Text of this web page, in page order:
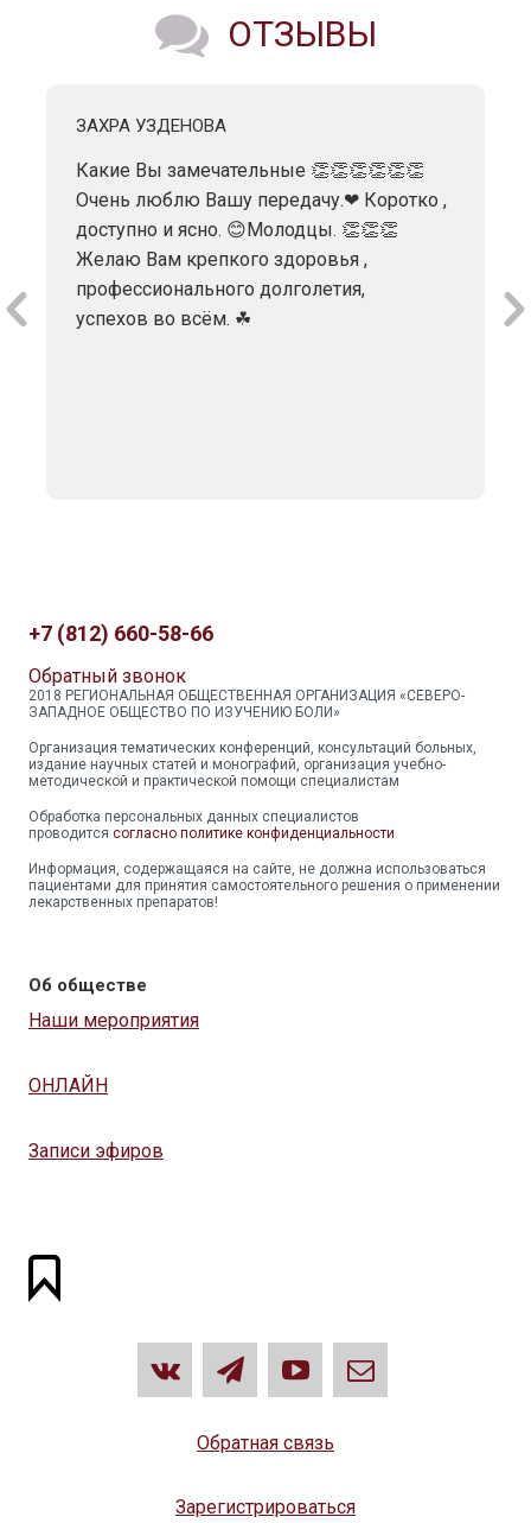
ОТЗЫВЫ
ЗАХРА УЗДЕНОВА
Какие Вы замечательные 👏👏👏👏👏👏
Очень люблю Вашу передачу.❤ Коротко ,
доступно и ясно. 😊Молодцы. 👏👏👏
Желаю Вам крепкого здоровья ,
профессионального долголетия,
успехов во всём. ☘
+7 (812) 660-58-66
Обратный звонок
2018 РЕГИОНАЛЬНАЯ ОБЩЕСТВЕННАЯ ОРГАНИЗАЦИЯ «СЕВЕРО-
ЗАПАДНОЕ ОБЩЕСТВО ПО ИЗУЧЕНИЮ БОЛИ»
Организация тематических конференций, консультаций больных,
издание научных статей и монографий, организация учебно-
методической и практической помощи специалистам
Обработка персональных данных специалистов
проводится согласно политике конфиденциальности
Информация, содержащаяся на сайте, не должна использоваться
пациентами для принятия самостоятельного решения о применении
лекарственных препаратов!
Об обществе
Наши мероприятия
ОНЛАЙН
Записи эфиров
Обратная связь
Зарегистрироваться